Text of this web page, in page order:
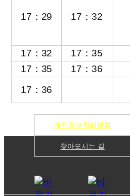
17：29 17：32
17：32 17：35
17：35
17：36
17：36
개인정보처리방침
찾아오시는 길